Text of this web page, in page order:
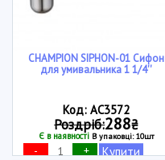
CHAMPION SIPHON-01 Сифон
для умивальника 1 1/4''
Код: AC3572
Роздріб:288₴
Є в наявностіВ упаковці: 10шт
- + Купити